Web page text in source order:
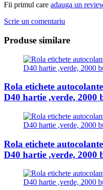
Fii primul care adauga un
Scrie un comentariu
Produse similare
Rola etichete
D40 hartie ,verde, 2000
Rola etichete
D40 hartie ,verde, 2000